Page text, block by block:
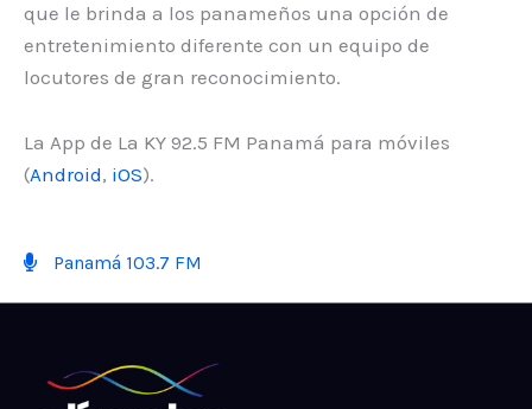
que le brinda a los panameños una opción de
entretenimiento diferente con un equipo de
locutores de gran reconocimiento.
La App de La KY 92.5 FM Panamá para móviles
(Android, iOS).
Panamá 103.7 FM